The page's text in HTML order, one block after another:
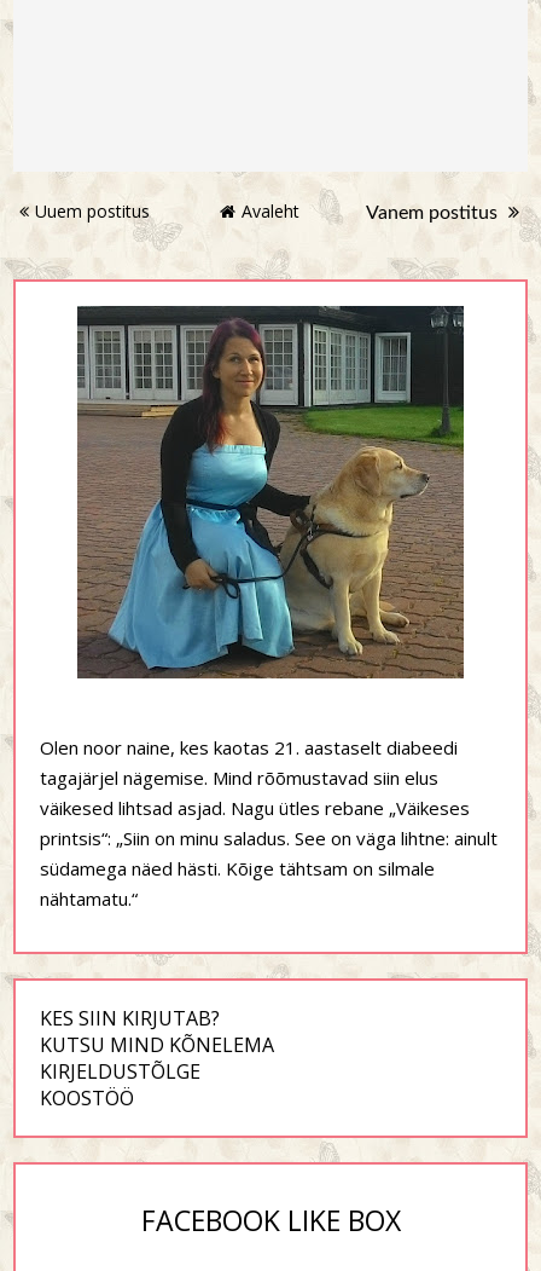
Uuem postitus Vanem postitus
Avaleht
Olen noor naine, kes kaotas 21. aastaselt diabeedi
tagajärjel nägemise. Mind rõõmustavad siin elus
väikesed lihtsad asjad. Nagu ütles rebane „Väikeses
printsis“: „Siin on minu saladus. See on väga lihtne: ainult
südamega näed hästi. Kõige tähtsam on silmale
nähtamatu.“
KES SIIN KIRJUTAB?
KUTSU MIND KÕNELEMA
KIRJELDUSTÕLGE
KOOSTÖÖ
FACEBOOK LIKE BOX